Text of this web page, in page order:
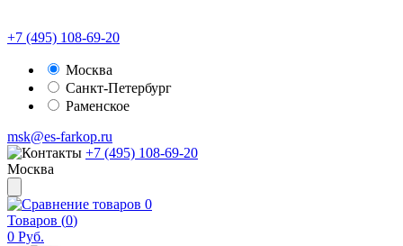
+7 (495) 108-69-20
Москва
Санкт-Петербург
Раменское
msk@es-farkop.ru
+7 (495) 108-69-20
Москва
0
Товаров (0)
0 Руб.